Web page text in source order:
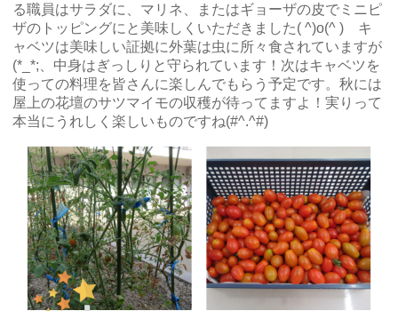
る職員はサラダに、マリネ、またはギョーザの皮でミニピ
ザのトッピングにと美味しくいただきました( ^)o(^ ) キ
ャベツは美味しい証拠に外葉は虫に所々食されていますが
(*_*;、中身はぎっしりと守られています！次はキャベツを
使っての料理を皆さんに楽しんでもらう予定です。秋には
屋上の花壇のサツマイモの収穫が待ってますよ！実りって
本当にうれしく楽しいものですね(#^.^#)